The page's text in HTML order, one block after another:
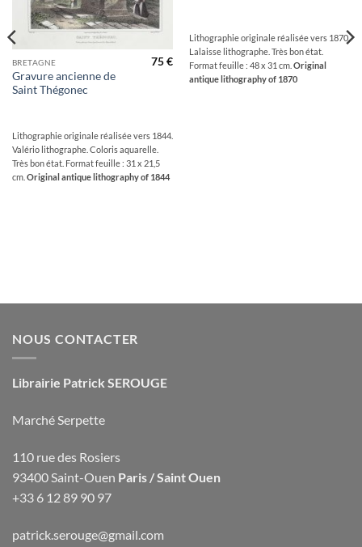
BRETAGNE
Gravure ancienne de
Saint Thégonec
75€
Lithographie originale réalisée vers 1844.
Valério lithographe. Coloris aquarelle.
Très bon état. Format feuille : 31 x 21,5
cm. Original antique lithography of 1844
Lithographie originale réalisée vers 1870.
Lalaisse lithographe. Très bon état.
Format feuille : 48 x 31 cm. Original
antique lithography of 1870
NOUS CONTACTER
Librairie Patrick SEROUGE
Marché Serpette
110 rue des Rosiers
93400 Saint-Ouen Paris / Saint Ouen
+33 6 12 89 90 97
patrick.serouge@gmail.com